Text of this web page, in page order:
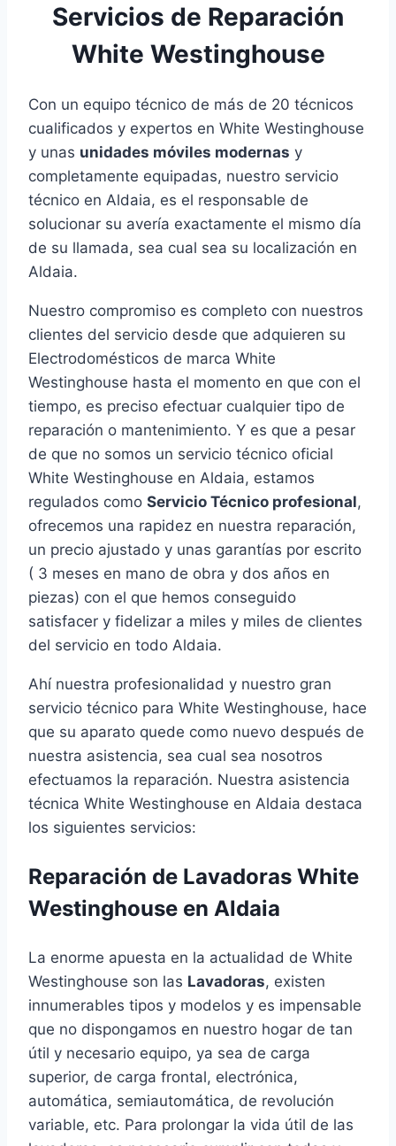
Servicios de Reparación
White Westinghouse
Con un equipo técnico de más de 20 técnicos
cualificados y expertos en White Westinghouse
y unas unidades móviles modernas y
completamente equipadas, nuestro servicio
técnico en Aldaia, es el responsable de
solucionar su avería exactamente el mismo día
de su llamada, sea cual sea su localización en
Aldaia.
Nuestro compromiso es completo con nuestros
clientes del servicio desde que adquieren su
Electrodomésticos de marca White
Westinghouse hasta el momento en que con el
tiempo, es preciso efectuar cualquier tipo de
reparación o mantenimiento. Y es que a pesar
de que no somos un servicio técnico oficial
White Westinghouse en Aldaia, estamos
regulados como Servicio Técnico profesional,
ofrecemos una rapidez en nuestra reparación,
un precio ajustado y unas garantías por escrito
( 3 meses en mano de obra y dos años en
piezas) con el que hemos conseguido
satisfacer y fidelizar a miles y miles de clientes
del servicio en todo Aldaia.
Ahí nuestra profesionalidad y nuestro gran
servicio técnico para White Westinghouse, hace
que su aparato quede como nuevo después de
nuestra asistencia, sea cual sea nosotros
efectuamos la reparación. Nuestra asistencia
técnica White Westinghouse en Aldaia destaca
los siguientes servicios:
Reparación de Lavadoras White
Westinghouse en Aldaia
La enorme apuesta en la actualidad de White
Westinghouse son las Lavadoras, existen
innumerables tipos y modelos y es impensable
que no dispongamos en nuestro hogar de tan
útil y necesario equipo, ya sea de carga
superior, de carga frontal, electrónica,
automática, semiautomática, de revolución
variable, etc. Para prolongar la vida útil de las